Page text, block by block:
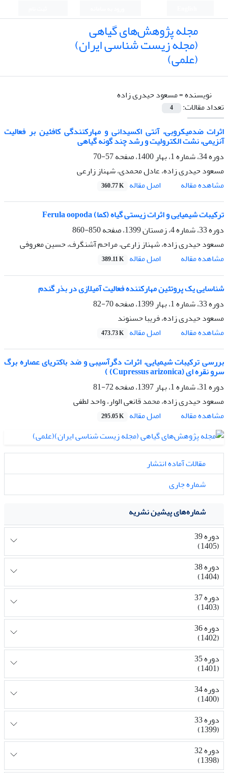
مجله پژوهش‌های گیاهی
(مجله زیست شناسی ایران)
(علمی)
نویسنده =مسعود حیدری زاده
تعداد مقالات:
4
اثرات ضدمیکروبی، آنتی اکسیدانی و مهارکنندگی کافئین بر فعالیت
آنزیمی، نشت الکترولیت و رشد چند گونه گیاهی
دوره 34، شماره 1، بهار 1400، صفحه
57-70
مسعود حیدری زاده، عادل محمدی، شهناز زارعی
مشاهده مقاله
اصل مقاله 360.77 K
ترکیبات شیمیایی و اثرات زیستی گیاه (کما) Ferula oopoda
دوره 33، شماره 4، زمستان 1399، صفحه
850-860
مسعود حیدری زاده، شهناز زارعی، مراحم آشنگرف، حسین معروفی
مشاهده مقاله
اصل مقاله 389.11 K
شناسایی یک پروتئین مهارکننده فعالیت آمیلازی در بذر گندم
دوره 33، شماره 1، بهار 1399، صفحه
70-82
مسعود حیدری زاده، فریبا حسنوند
مشاهده مقاله
اصل مقاله 473.73 K
بررسی ترکیبات شیمیایی، اثرات دگرآسیبی و ضد باکتریای عصاره برگ
سرو نقره ای (Cupressus arizonica) )
دوره 31، شماره 1، بهار 1397، صفحه
72-81
مسعود حیدری زاده، محمد قانعی الوار، واحد لطفی
مشاهده مقاله
اصل مقاله 295.05 K
مقالات آماده انتشار
شماره جاری
شماره‌های پیشین نشریه
دوره 39
(1405)
دوره 38
(1404)
دوره 37
(1403)
دوره 36
(1402)
دوره 35
(1401)
دوره 34
(1400)
دوره 33
(1399)
دوره 32
(1398)